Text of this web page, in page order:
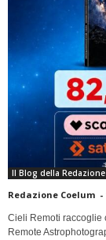
Il Blog della Redazione
Redazione Coelum -
Cieli Remoti raccoglie
Remote